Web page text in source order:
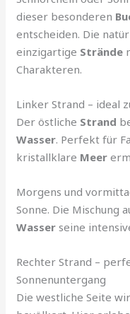
dieser besonderen
entscheiden. Die
einzigartige Strände
Charakteren.
Linker Strand – ideal
Der östliche Strand
Wasser. Perfekt für
kristallklare Meer
Morgens und
Sonne. Die Mischung
Wasser seine
Rechter Strand –
Sonnenuntergang
Die westliche Seite